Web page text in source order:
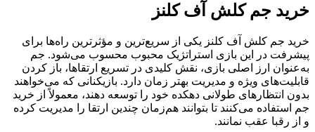
خرید جم کلش آف کلنز
خرید جم کلش آف کلنز یکی از سریع‌ترین و مؤثرترین راه‌ها برای
پیشرفت در این بازی استراتژیک محبوب محسوب می‌شود. جم
به‌عنوان ارز اصلی بازی، نقش کلیدی در تسریع ارتقاها، باز کردن
قابلیت‌های ویژه و مدیریت بهتر زمان دارد. بازیکنانی که می‌خواهند
بدون انتظارهای طولانی دهکده خود را توسعه دهند، معمولاً از خرید
جم استفاده می‌کنند تا بتوانند هم‌زمان چندین ارتقا را مدیریت کرده
و از رقبا عقب نمانند.